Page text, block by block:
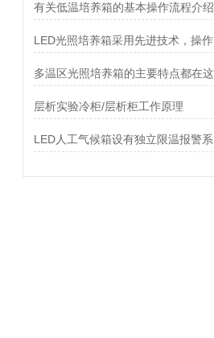
有关低温培养箱的基本操作流程介绍
层析实验冷柜/层析柜工作原理